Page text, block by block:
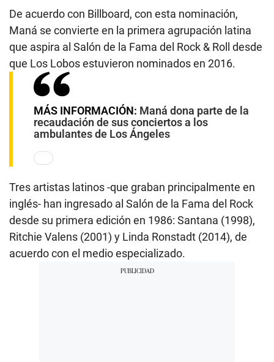
De acuerdo con Billboard, con esta nominación,
Maná se convierte en la primera agrupación latina
que aspira al Salón de la Fama del Rock & Roll desde
que Los Lobos estuvieron nominados en 2016.
MÁS INFORMACIÓN: Maná dona parte de la
recaudación de sus conciertos a los
ambulantes de Los Ángeles
Tres artistas latinos -que graban principalmente en
inglés- han ingresado al Salón de la Fama del Rock
desde su primera edición en 1986: Santana (1998),
Ritchie Valens (2001) y Linda Ronstadt (2014), de
acuerdo con el medio especializado.